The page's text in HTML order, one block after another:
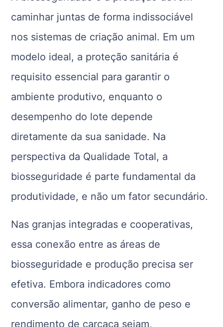
caminhar juntas de forma indissociável
nos sistemas de criação animal. Em um
modelo ideal, a proteção sanitária é
requisito essencial para garantir o
ambiente produtivo, enquanto o
desempenho do lote depende
diretamente da sua sanidade. Na
perspectiva da Qualidade Total, a
biosseguridade é parte fundamental da
produtividade, e não um fator secundário.
Nas granjas integradas e cooperativas,
essa conexão entre as áreas de
biosseguridade e produção precisa ser
efetiva. Embora indicadores como
conversão alimentar, ganho de peso e
rendimento de carcaça sejam,